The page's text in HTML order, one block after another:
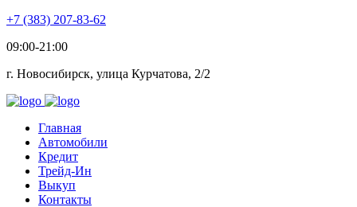
+7 (383) 207-83-62
09:00-21:00
г. Новосибирск, улица Курчатова, 2/2
Главная
Автомобили
Кредит
Трейд-Ин
Выкуп
Контакты